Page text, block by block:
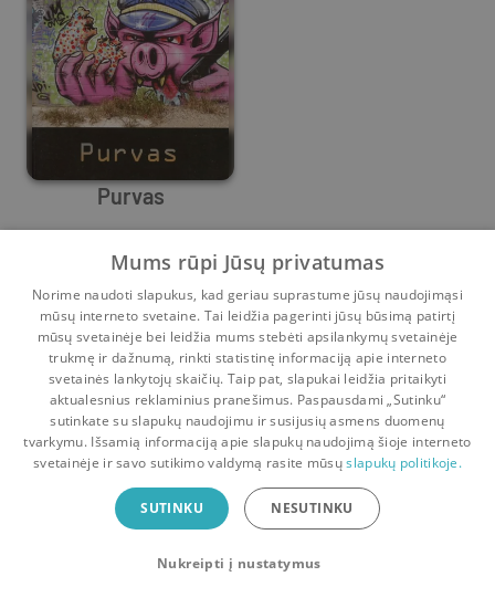
Purvas
Irvine Welsh
Pradinis Krepšelis Pokalbiai Pranešimai Paskyra
Bookswap programėlė
Mainykis knygomis dar patogiau!
Uždaryti
Mums rūpi Jūsų privatumas
Norime naudoti slapukus, kad geriau suprastume jūsų naudojimąsi
mūsų interneto svetaine. Tai leidžia pagerinti jūsų būsimą patirtį
mūsų svetainėje bei leidžia mums stebėti apsilankymų svetainėje
trukmę ir dažnumą, rinkti statistinę informaciją apie interneto
svetainės lankytojų skaičių. Taip pat, slapukai leidžia pritaikyti
aktualesnius reklaminius pranešimus. Paspausdami „Sutinku“
sutinkate su slapukų naudojimu ir susijusių asmens duomenų
tvarkymu. Išsamią informaciją apie slapukų naudojimą šioje interneto
svetainėje ir savo sutikimo valdymą rasite mūsųslapukų politikoje.
SUTINKU NESUTINKU
Nukreipti į nustatymus